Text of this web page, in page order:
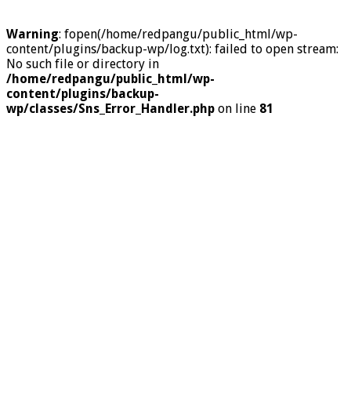
Warning: fopen(/home/redpangu/public_html/wp-
content/plugins/backup-wp/log.txt): failed to open stream:
No such file or directory in
/home/redpangu/public_html/wp-
content/plugins/backup-
wp/classes/Sns_Error_Handler.php on line 81